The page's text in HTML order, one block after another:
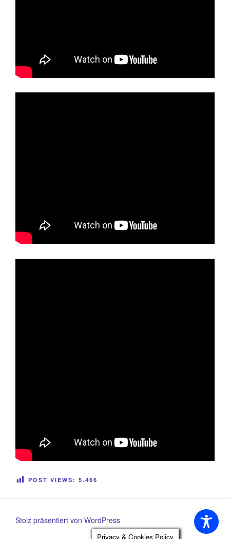
POST VIEWS: 5.466
Stolz präsentiert von WordPress
Privacy & Cookies Policy